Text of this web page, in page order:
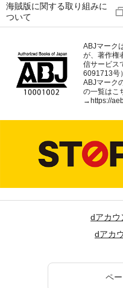
海賊版に関する取り組みに
ついて
ABJマーク
が、著作権
信サービス
6091713号
ABJマーク
の一覧はこ
→ https://
dアカウ
dアカ
ペ